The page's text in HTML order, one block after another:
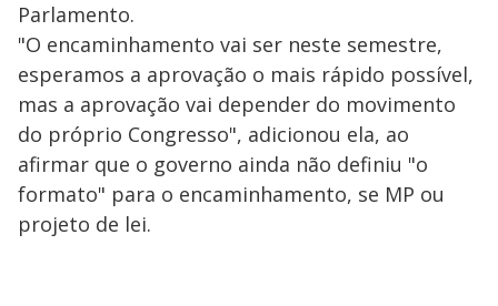
Parlamento.
"O encaminhamento vai ser neste semestre,
esperamos a aprovação o mais rápido possível,
mas a aprovação vai depender do movimento
do próprio Congresso", adicionou ela, ao
afirmar que o governo ainda não definiu "o
formato" para o encaminhamento, se MP ou
projeto de lei.